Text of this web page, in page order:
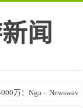
闻
万：Nga – Newswav